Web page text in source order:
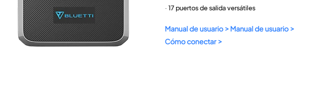
· 17 puertos de salida versátiles
Manual de usuario >Manual de usuario >
Cómo conectar >